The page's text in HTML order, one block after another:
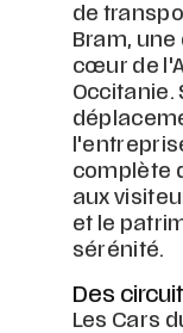
de
Bram,
cœur de
Occitanie.
complète
aux
et le
sérénité.
Des
Les Cars